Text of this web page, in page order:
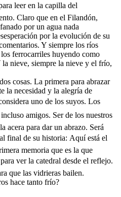
leer en la capilla del
Claro que en el Filandón,
por un agua nada
por la evolución de su
Y siempre los ríos
ferrocarriles huyendo como
nieve, siempre la nieve y el frío,
cosas. La primera para abrazar
la necesidad y la alegría de
uno de los suyos. Los
amigos. Ser de los nuestros
acera para dar un abrazo. Será
final de su historia: Aquí está el
memoria que es la que
ver la catedral desde el reflejo.
que las vidrieras bailen.
hace tanto frío?